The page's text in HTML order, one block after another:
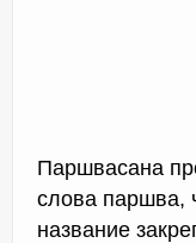
Триггерные
Контакты
Паршвасана
слова паршва,
название